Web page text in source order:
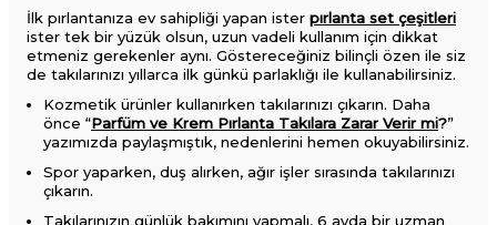
İlk pırlantanıza ev sahipliği yapan ister pırlanta set çeşitleri
ister tek bir yüzük olsun, uzun vadeli kullanım için dikkat
etmeniz gerekenler aynı. Göstereceğiniz bilinçli özen ile siz
de takılarınızı yıllarca ilk günkü parlaklığı ile kullanabilirsiniz.
Kozmetik ürünler kullanırken takılarınızı çıkarın. Daha
önce “Parfüm ve Krem Pırlanta Takılara Zarar Verir mi?”
yazımızda paylaşmıştık, nedenlerini hemen okuyabilirsiniz.
Spor yaparken, duş alırken, ağır işler sırasında takılarınızı
çıkarın.
Takılarınızın günlük bakımını yapmalı, 6 ayda bir uzman